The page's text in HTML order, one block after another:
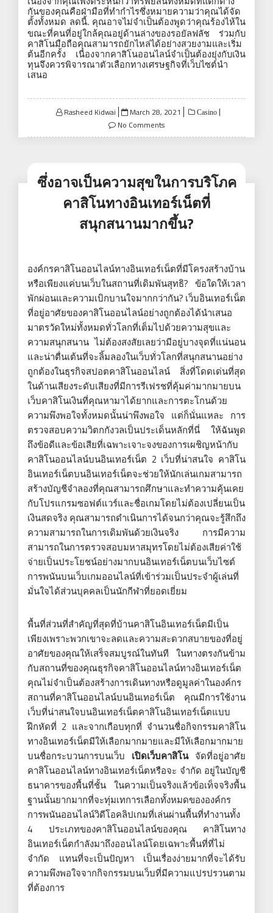
กันของคุณคือฝ่ามือที่ทำกำไรซึ่งหมายความว่าคุณได้จัด
ตั้งทั้งหมด ลดนี้. คุณอาจไม่จำเป็นต้องพูดว่าคุณร้องไห้ใน
ขณะที่คนที่อยู่ใกล้คุณอยู่ด้านล่างของรอยัลฟลัช
ร่วมกับ
คาสิโนมือถือคุณสามารถยักไหล่ได้อย่างสวยงามและเริ่ม
ต้นอีกครั้ง
เนื่องจากคาสิโนออนไลน์จำเป็นต้องยุ่งกับเงิน
ทุนจึงควรพิจารณาตัวเลือกทางเศรษฐกิจที่เว็บไซต์นำ
เสนอ
Rasheed Kidwai
Posted
on
March 28, 2021 Casino
No Comments
ซึ่งอาจเป็นความสุขในการบริโภค
คาสิโนทางอินเทอร์เน็ตที่
สนุกสนานมากขึ้น?
องค์กรคาสิโนออนไลน์ทางอินเทอร์เน็ตที่มีโครงสร้างบ้าน
หรือเพียงแค่บนเว็บในสถานที่เดิมพันสุทธิ? ข้อใดให้เวลา
พักผ่อนและความเบิกบานใจมากกว่ากัน? เว็บอินเทอร์เน็ต
ที่อยู่อาศัยของคาสิโนออนไลน์อย่างถูกต้องได้นำเสนอ
มาตรวัดใหม่ทั้งหมดทั่วโลกที่เต็มไปด้วยความสุขและ
ความสนุกสนาน ไม่ต้องสงสัยเลยว่ามีอยู่บางจุดที่แน่นอน
และน่าตื่นเต้นที่จะลิ้มลองในเว็บทั่วโลกที่สนุกสนานอย่าง
ถูกต้องในธุรกิจสปอตคาสิโนออนไลน์ สิ่งที่โดดเด่นที่สุด
ในด้านเสียงระดับเสียงที่มีการรีเฟรชที่คุ้มค่ามากมายบน
เว็บคาสิโนเงินที่คุณหามาได้ยากและการตะโกนด้วย
ความพึงพอใจทั้งหมดนั้นน่าพึงพอใจ แต่ก็นั่นแหละ การ
ตรวจสอบความวิตกกังวลเป็นประเด็นหลักที่นี่ ให้ฉันพูด
ถึงข้อดีและข้อเสียที่เฉพาะเจาะจงของการเผชิญหน้ากับ
คาสิโนออนไลน์บนอินเทอร์เน็ต 2 เว็บที่น่าสนใจ คาสิโน
อินเทอร์เน็ตบนอินเทอร์เน็ตจะช่วยให้นักเล่นเกมสามารถ
สร้างบัญชีจำลองที่คุณสามารถศึกษาและทำความคุ้นเคย
กับโปรแกรมซอฟต์แวร์และชื่อเกมโดยไม่ต้องเปลี่ยนเป็น
เงินสดจริง คุณสามารถดำเนินการได้จนกว่าคุณจะรู้สึกถึง
ความสามารถในการเดิมพันด้วยเงินจริง การมีความ
สามารถในการตรวจสอบมหาสมุทรโดยไม่ต้องเสียค่าใช้
จ่ายเป็นประโยชน์อย่างมากบนอินเทอร์เน็ตบนเว็บไซต์
การพนันบนเว็บเกมออนไลน์ที่เข้าร่วมเป็นประจำผู้เล่นที่
มั่นใจได้ส่วนบุคคลเป็นนักกีฬาที่ยอดเยี่ยม
พื้นที่ส่วนที่สำคัญที่สุดที่บ้านคาสิโนอินเทอร์เน็ตมีเป็น
เพียงเพราะพวกเขาจะลดและความสะดวกสบายของที่อยู่
อาศัยของคุณให้เสร็จสมบูรณ์ในทันที ในทางตรงกันข้าม
กับสถานที่ของคุณธุรกิจคาสิโนออนไลน์ทางอินเทอร์เน็ต
คุณไม่จำเป็นต้องสร้างการเดินทางหรือดูมูลค่าในองค์กร
สถานที่คาสิโนออนไลน์บนอินเทอร์เน็ต คุณมีการใช้งาน
เว็บที่น่าสนใจบนอินเทอร์เน็ตคาสิโนอินเทอร์เน็ตแบบ
ฝึกหัดที่ 2 และจากเกือบทุกที่ จำนวนชื่อกิจกรรมคาสิโน
ทางอินเทอร์เน็ตมีให้เลือกมากมายและมีให้เลือกมากมาย
บนชื่อกระบวนการบนเว็บ เปิดเว็บคาสิโนจัดที่อยู่อาศัย
คาสิโนออนไลน์ทางอินเทอร์เน็ตหรือจะ จำกัด อยู่ในบัญชี
ธนาคารของพื้นที่ชั้น ในความเป็นจริงแล้วข้อเท็จจริงพื้น
ฐานนั้นยากมากที่จะทุ่มเทการเลือกทั้งหมดขององค์กร
การพนันออนไลน์วิดีโอคลิปเกมที่เล่นผ่านพื้นที่ทำงานทั้ง
4 ประเภทของคาสิโนออนไลน์ของคุณ คาสิโนทาง
อินเทอร์เน็ตกำลังมาถึงออนไลน์โดยเฉพาะพื้นที่ที่ไม่
จำกัด แทนที่จะเป็นปัญหา เป็นเรื่องง่ายมากที่จะได้รับ
ความพึงพอใจจากกิจกรรมบนเว็บที่มีความแปรปรวนตาม
ที่ต้องการ